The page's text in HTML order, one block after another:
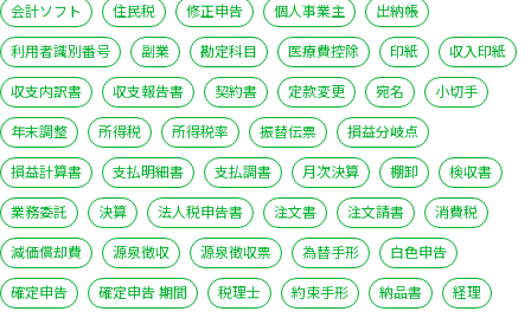
会計ソフト
住民税 修正申告 個人事業主
出納帳
利用者識別番号
副業 勘定科目 医療費控除 印紙
収入印紙
収支内訳書
収支報告書 契約書 定款変更 宛名
小切手
年末調整
所得税 所得税率 振替伝票
損益分岐点
損益計算書
支払明細書 支払調書 月次決算 棚卸
検収書
業務委託
決算 法人税申告書 注文書 注文請書
消費税
減価償却費
源泉徴収 源泉徴収票 為替手形
白色申告
確定申告
確定申告 期間 税理士 約束手形 納品書
経理